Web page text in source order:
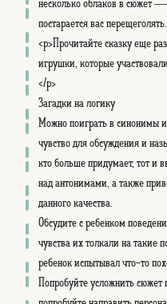
несколько облаков в сюжет
постарается вас перещеголять.
<p>Прочитайте сказку еще
игрушки, которые
</p>
Загадки на логику
Можно поиграть в синонимы
чувство для обсуждения и
кто больше придумает, тот и
над антонимами, а также
данного качества.
Обсудите с ребенком
чувства их толкали на такие
ребенок испытывал что-то
Попробуйте усложнить